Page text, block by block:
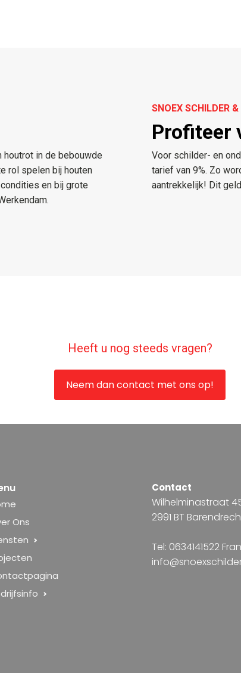
houtrot in de bebouwde
rol spelen bij houten
en bij grote
SNOEX SCHILDER &
Profiteer
Voor schilder- en
tarief van 9%. Zo
aantrekkelijk! Dit
Heeft u nog steeds vragen?
Neem dan contact met ons op!
Ons
Contact
Wilhelminastraat
2991 BT
Tel: 0634141522